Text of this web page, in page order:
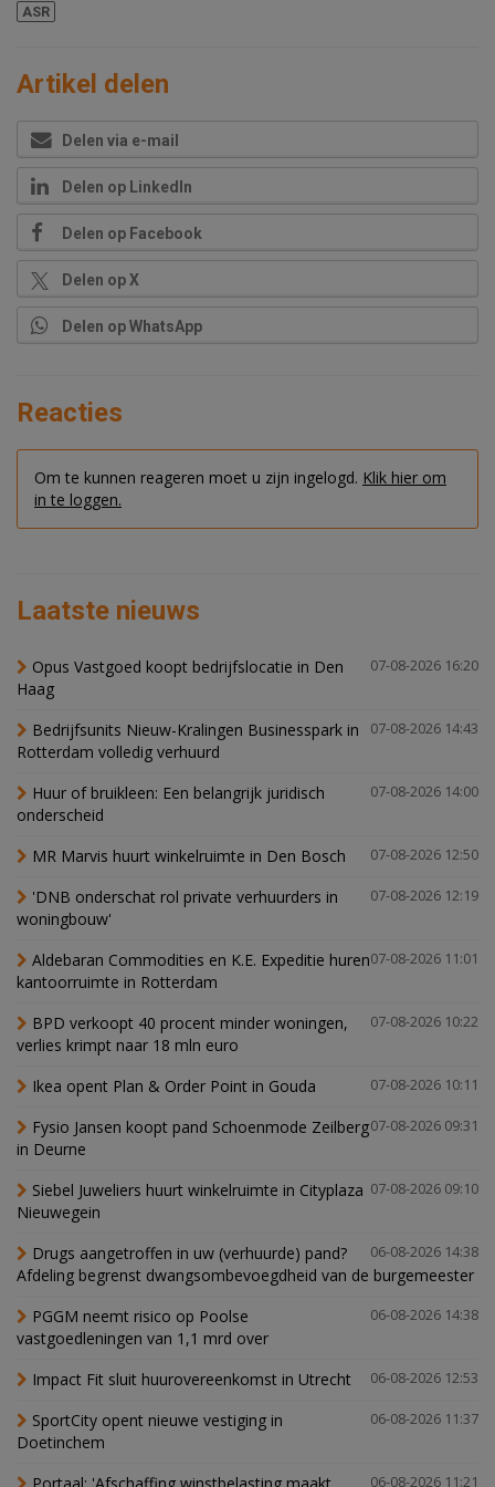
ASR
Artikel delen
Delen via e-mail
Delen op LinkedIn
Delen op Facebook
Delen op X
Delen op WhatsApp
Reacties
Om te kunnen reageren moet u zijn ingelogd. Klik hier om
in te loggen.
Laatste nieuws
07-08-2026 16:20
Opus Vastgoed koopt bedrijfslocatie in Den
Haag
07-08-2026 14:43
Bedrijfsunits Nieuw-Kralingen Businesspark in
Rotterdam volledig verhuurd
07-08-2026 14:00
Huur of bruikleen: Een belangrijk juridisch
onderscheid
07-08-2026 12:50
MR Marvis huurt winkelruimte in Den Bosch
07-08-2026 12:19
'DNB onderschat rol private verhuurders in
woningbouw'
07-08-2026 11:01
Aldebaran Commodities en K.E. Expeditie huren
kantoorruimte in Rotterdam
07-08-2026 10:22
BPD verkoopt 40 procent minder woningen,
verlies krimpt naar 18 mln euro
07-08-2026 10:11
Ikea opent Plan & Order Point in Gouda
07-08-2026 09:31
Fysio Jansen koopt pand Schoenmode Zeilberg
in Deurne
07-08-2026 09:10
Siebel Juweliers huurt winkelruimte in Cityplaza
Nieuwegein
06-08-2026 14:38
Drugs aangetroffen in uw (verhuurde) pand?
Afdeling begrenst dwangsombevoegdheid van de burgemeester
06-08-2026 14:38
PGGM neemt risico op Poolse
vastgoedleningen van 1,1 mrd over
06-08-2026 12:53
Impact Fit sluit huurovereenkomst in Utrecht
06-08-2026 11:37
SportCity opent nieuwe vestiging in
Doetinchem
06-08-2026 11:21